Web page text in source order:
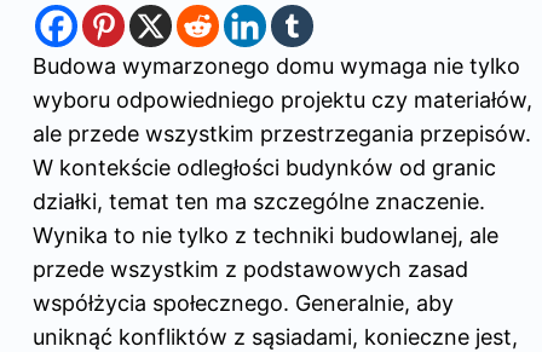
Budowa wymarzonego domu wymaga nie tylko
wyboru odpowiedniego projektu czy materiałów,
ale przede wszystkim przestrzegania przepisów.
W kontekście odległości budynków od granic
działki, temat ten ma szczególne znaczenie.
Wynika to nie tylko z techniki budowlanej, ale
przede wszystkim z podstawowych zasad
współżycia społecznego. Generalnie, aby
uniknąć konfliktów z sąsiadami, konieczne jest,